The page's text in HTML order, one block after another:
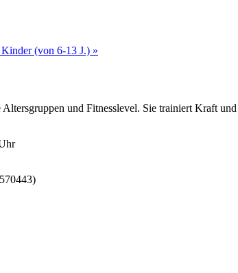
(von 6-13 J.) »
und Fitnesslevel. Sie trainiert Kraft